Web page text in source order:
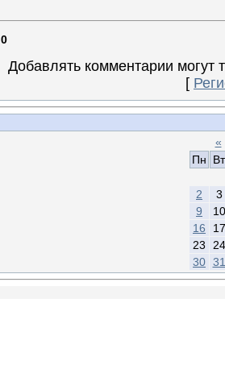
0
Добавлять комментарии могут
[
«
Пн
Вт
2
3
9
10
16
17
23
24
30 31